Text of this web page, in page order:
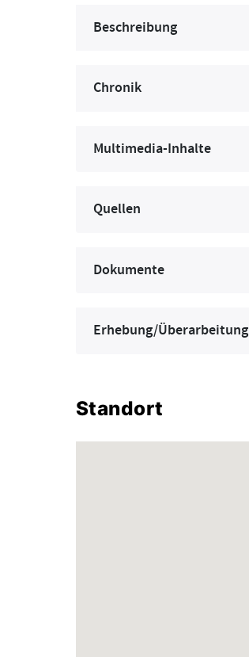
Beschreibung
Chronik
Multimedia-Inhalte
Quellen
Dokumente
Erhebung/Überarbeitung
Standort